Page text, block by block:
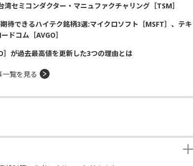
湾セミコンダクター・マニュファクチャリング［TSM］
待できるハイテク銘柄3選:マイクロソフト［MSFT］、テキ
ドコム［AVGO］
］が過去最高値を更新した3つの理由とは
覧を見る